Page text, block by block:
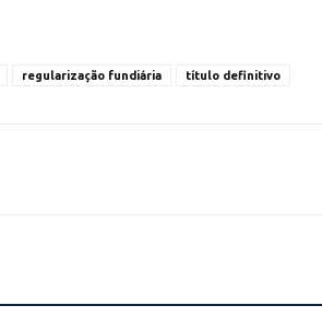
regularização fundiária título definitivo